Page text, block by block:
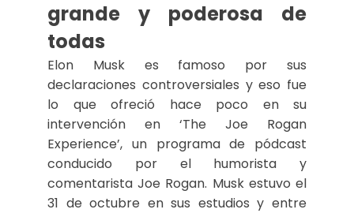
grande y poderosa de
todas
Elon Musk es famoso por sus
declaraciones controversiales y eso fue
lo que ofreció hace poco en su
intervención en ‘The Joe Rogan
Experience’, un programa de pódcast
conducido por el humorista y
comentarista Joe Rogan. Musk estuvo el
31 de octubre en sus estudios y entre